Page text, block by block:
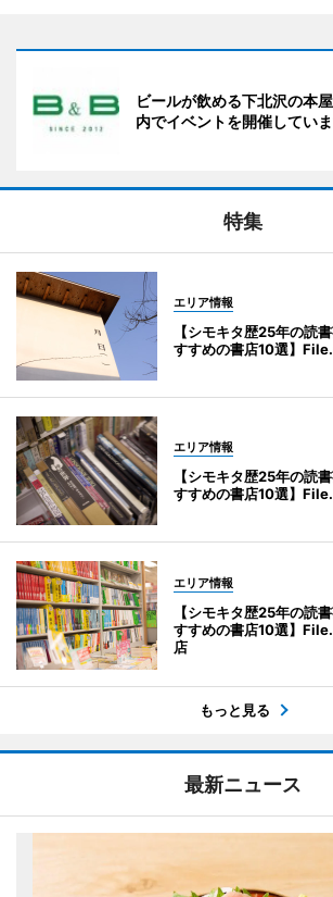
ビールが飲める下北沢の本
内でイベントを開催してい
特集
エリア情報
【シモキタ歴25年の読
すすめの書店10選】
エリア情報
【シモキタ歴25年の読
すすめの書店10選】
エリア情報
【シモキタ歴25年の読
すすめの書店10選】
店
もっと見る
最新ニュース